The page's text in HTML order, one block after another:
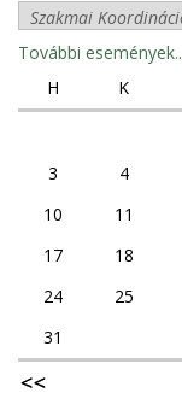
További események..
H
K
3
4
10
11
17
18
24
25
31